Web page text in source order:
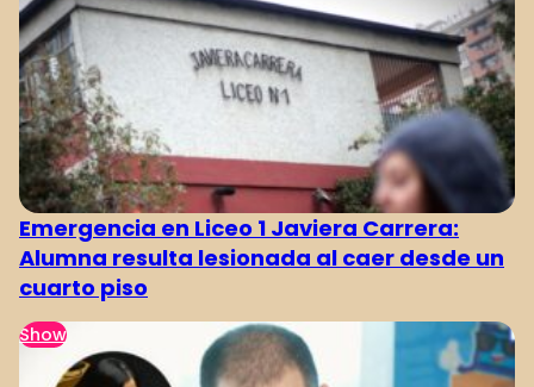
Emergencia en Liceo 1 Javiera Carrera:
Alumna resulta lesionada al caer desde un
cuarto piso
Show